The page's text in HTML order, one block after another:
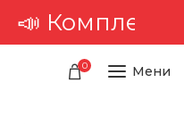
📣
0 Мени